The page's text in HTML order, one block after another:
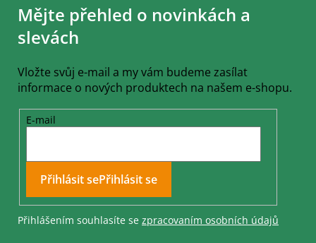
Mějte přehled o novinkách a
slevách
Vložte svůj e-mail a my vám budeme zasílat
informace o nových produktech na našem e-shopu.
E-mail
Přihlásit se
Přihlášením souhlasíte se zpracovaním osobních údajů